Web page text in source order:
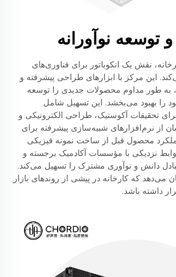
توسعه نوآورانه
نقش یک انکوباتور برای فناوری‌های
این مرکز با ابزارهای طراحی پیشرفته و
به طور مداوم محصولات جدیدی را توسعه
را بهبود می‌بخشد. این تسهیل شامل
تحقیقات آکوستیک، طراحی الکترونیکی و
از نرم‌افزارهای شبیه‌سازی پیشرفته برای
محصول قبل از ساخت نمونه فیزیکی
نزدیکی با مؤسسات آکادمیک برجسته و
دانش و نوآوری مشترک را تسهیل می‌کند.
می‌دهد که کارخانه در پیشی از روندهای بازار
داشته باشد.